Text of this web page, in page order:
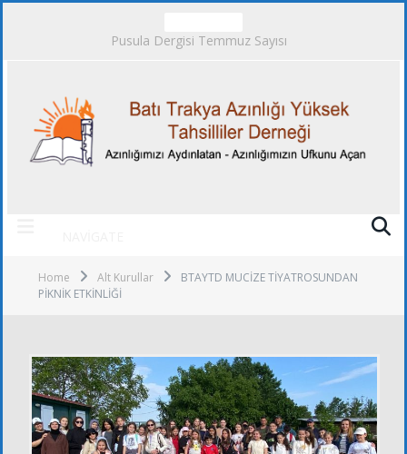
Pusula Dergisi Temmuz Sayısı
Home Alt Kurullar
BTAYTD MUCİZE TİYATROSUNDAN
PİKNİK ETKİNLİĞİ